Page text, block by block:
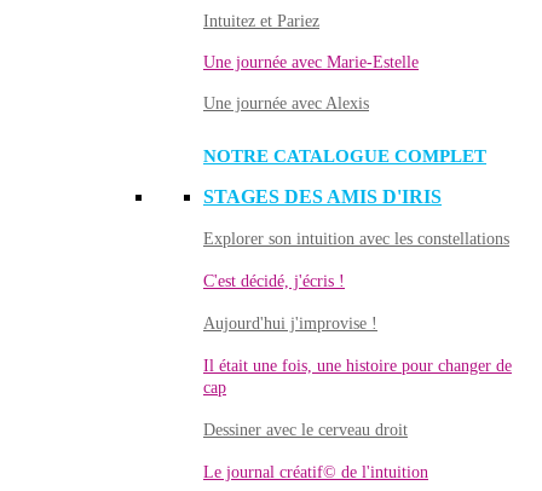
Intuitez et Pariez
Une journée avec Marie-Estelle
Une journée avec Alexis
NOTRE CATALOGUE COMPLET
STAGES DES AMIS D'IRIS
Explorer son intuition avec les constellations
C'est décidé, j'écris !
Aujourd'hui j'improvise !
Il était une fois, une histoire pour changer de
cap
Dessiner avec le cerveau droit
Le journal créatif© de l'intuition